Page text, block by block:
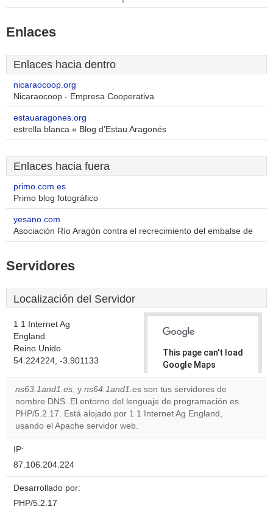
Enlaces
Enlaces hacia dentro
nicaraocoop.org
Nicaraocoop - Empresa Cooperativa
estauaragones.org
estrella blanca « Blog d’Estau Aragonés
Enlaces hacia fuera
primo.com.es
Primo blog fotográfico
yesano.com
Asociación Río Aragón contra el recrecimiento del embalse de
Servidores
Localización del Servidor
1 1 Internet Ag
England
Reino Unido
54.224224, -3.901133
This page can't load
Google Maps
correctly.
Do you
own this
ns63.1and1.es, y ns64.1and1.es son tus servidores de
nombre DNS. El entorno del lenguaje de programación es
PHP/5.2.17. Está alojado por 1 1 Internet Ag England,
usando el Apache servidor web.
IP:
87.106.204.224
Desarrollado por:
PHP/5.2.17